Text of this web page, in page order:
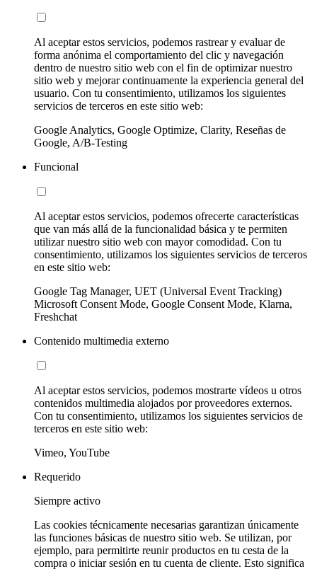
Al aceptar estos servicios, podemos rastrear y evaluar de
forma anónima el comportamiento del clic y navegación
dentro de nuestro sitio web con el fin de optimizar nuestro
sitio web y mejorar continuamente la experiencia general del
usuario. Con tu consentimiento, utilizamos los siguientes
servicios de terceros en este sitio web:
Google Analytics, Google Optimize, Clarity, Reseñas de
Google, A/B-Testing
Funcional
Al aceptar estos servicios, podemos ofrecerte características
que van más allá de la funcionalidad básica y te permiten
utilizar nuestro sitio web con mayor comodidad. Con tu
consentimiento, utilizamos los siguientes servicios de terceros
en este sitio web:
Google Tag Manager, UET (Universal Event Tracking)
Microsoft Consent Mode, Google Consent Mode, Klarna,
Freshchat
Contenido multimedia externo
Al aceptar estos servicios, podemos mostrarte vídeos u otros
contenidos multimedia alojados por proveedores externos.
Con tu consentimiento, utilizamos los siguientes servicios de
terceros en este sitio web:
Vimeo, YouTube
Requerido
Siempre activo
Las cookies técnicamente necesarias garantizan únicamente
las funciones básicas de nuestro sitio web. Se utilizan, por
ejemplo, para permitirte reunir productos en tu cesta de la
compra o iniciar sesión en tu cuenta de cliente. Esto significa